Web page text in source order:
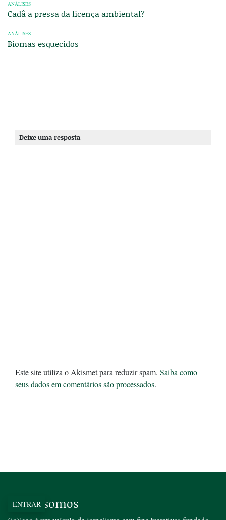
ANÁLISES
Cadâ a pressa da licença ambiental?
ANÁLISES
Biomas esquecidos
Deixe uma resposta
Este site utiliza o Akismet para reduzir spam. Saiba como
seus dados em comentários são processados.
Quem somos
ENTRAR